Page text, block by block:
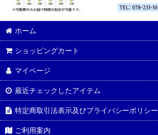
ホーム
ショッピングカート
マイページ
最近チェックしたアイテム
特定商取引法表示及びプライバシーポリシー
ご利用案内